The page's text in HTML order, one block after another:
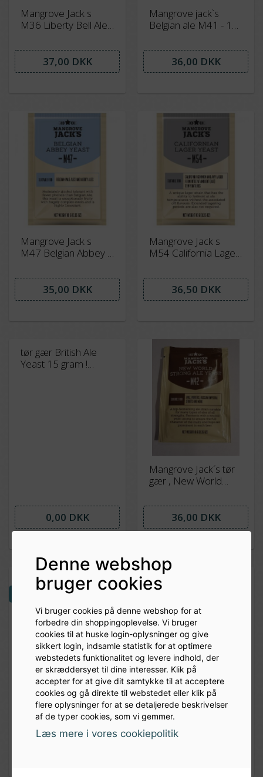
Denne webshop
bruger cookies
Vi bruger cookies på denne webshop for at
forbedre din shoppingoplevelse. Vi bruger
cookies til at huske login-oplysninger og give
sikkert login, indsamle statistik for at optimere
webstedets funktionalitet og levere indhold, der
er skræddersyet til dine interesser. Klik på
accepter for at give dit samtykke til at acceptere
cookies og gå direkte til webstedet eller klik på
flere oplysninger for at se detaljerede beskrivelser
af de typer cookies, som vi gemmer.
Læs mere i vores cookiepolitik
Mangrove Jack s
M36 Liberty Bell Ale -
37,00 DKK
Mangrove jack`s
Belgian ale M41 - 10
36,00 DKK
Mangrove Jack s
M47 Belgian Abbey -
35,00 DKK
Mangrove Jack s
M54 California Lager
gære ved højere
temperaturer
36,50 DKK
tør gær British Ale
Yeast 15 gram !
0,00 DKK
Mangrove Jack´s tør
gær , New World
gram
36,00 DKK
NYHED
Safale Be - 134
tørgær
Kveik ale tørgær 11
gram . Lallemand